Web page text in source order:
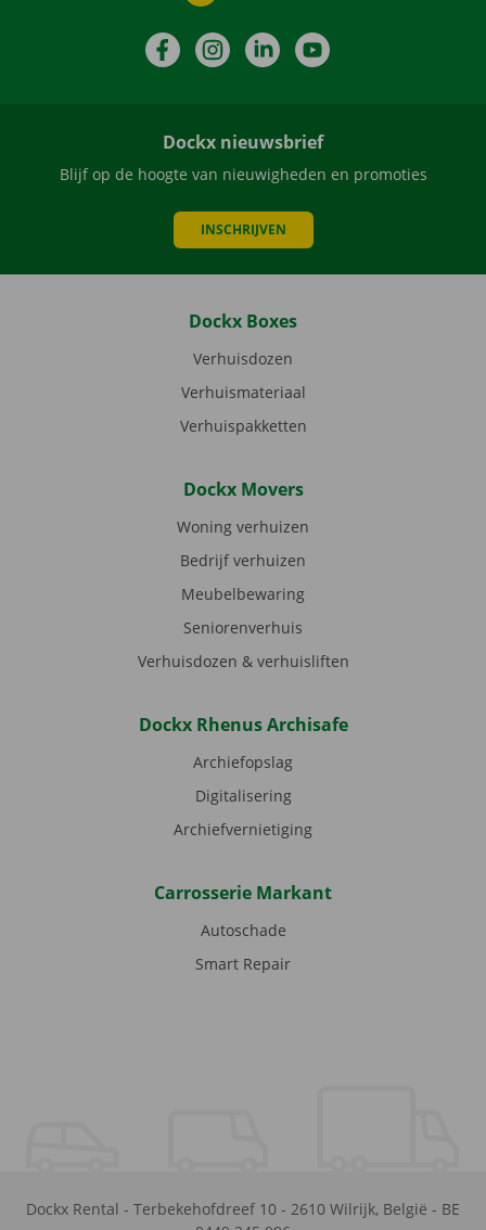
FacebookInstagramLinkedIn
Dockx nieuwsbrief
Blijf op de hoogte van nieuwigheden en promoties
INSCHRIJVEN
Dockx Boxes
Verhuisdozen
Verhuismateriaal
Verhuispakketten
Dockx Movers
Woning verhuizen
Bedrijf verhuizen
Meubelbewaring
Seniorenverhuis
Verhuisdozen & verhuisliften
Dockx Rhenus Archisafe
Archiefopslag
Digitalisering
Archiefvernietiging
Carrosserie Markant
Autoschade
Smart Repair
Dockx Rental - Terbekehofdreef 10 - 2610 Wilrijk, België - BE